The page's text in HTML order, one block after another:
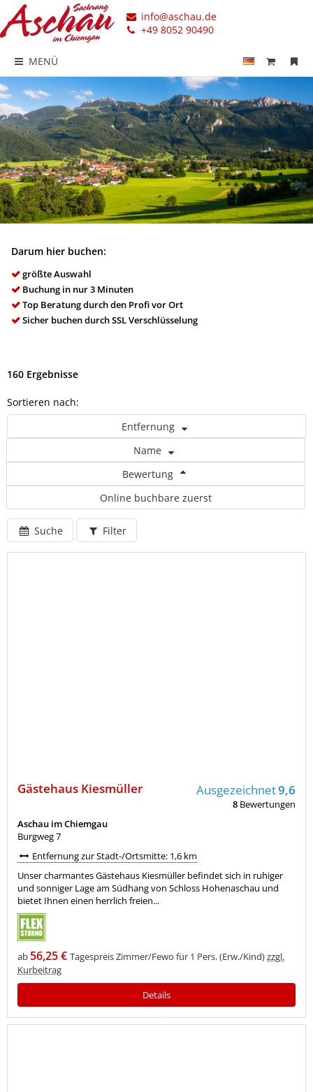
info@aschau.de
+49 8052 90490
MENÜ
Darum hier buchen:
größte Auswahl
Buchung in nur 3 Minuten
Top Beratung durch den Profi vor Ort
Sicher buchen durch SSL Verschlüsselung
160 Ergebnisse
Sortieren nach:
Entfernung
Name
Bewertung
Online buchbare zuerst
Suche Filter
Gästehaus Kiesmüller Ausgezeichnet9,6
8 Bewertungen
Aschau im Chiemgau
Burgweg 7
Entfernung zur Stadt-/Ortsmitte: 1,6 km
Unser charmantes Gästehaus Kiesmüller befindet sich in ruhiger
und sonniger Lage am Südhang von Schloss Hohenaschau und
bietet Ihnen einen herrlich freien...
ab56,25 € Tagespreis Zimmer/Fewo für 1 Pers. (Erw./Kind)zzgl.
Kurbeitrag
Details